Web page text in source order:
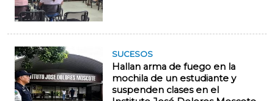
SUCESOS
Hallan arma de fuego en la
mochila de un estudiante y
suspenden clases en el